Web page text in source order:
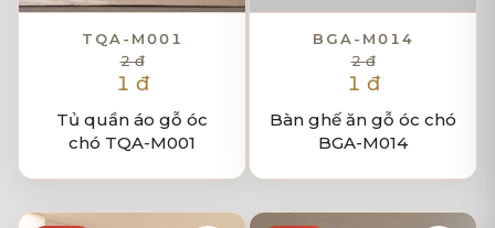
TQA-M001
2 đ
1 đ
Tủ quần áo gỗ óc
chó TQA-M001
BGA-M014
2 đ
1 đ
Bàn ghế ăn gỗ óc chó
BGA-M014